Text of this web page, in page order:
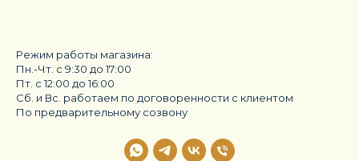
Режим работы магазина:
Пн.-Чт. с 9:30 до 17:00
Пт. с 12:00 до 16:00
Сб. и Вс. работаем по договоренности с клиентом
По предварительному созвону